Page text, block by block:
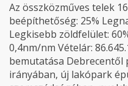
Az összközműves telek
beépíthetőség: 25%
Legkisebb zöldfelület:
0,4nm/nm Vételár:
bemutatása Debrecentől
irányában, új lakópark